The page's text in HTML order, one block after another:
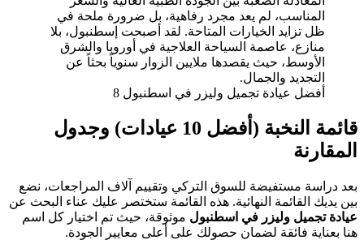
أفضل عيادة تجميل وليزر في اسطنبول 8
قائمة النخبة (أفضل 10 عيادات) وجدول
المقارنة
بعد دراسة مستفيضة للسوق التركي وتقييم آلاف المراجعات، نضع
بين يديك القائمة النهائية. هذه القائمة ستختصر عليك عناء البحث عن
عيادة تجميل وليزر في اسطنبول موثوقة، حيث تم اختيار كل اسم
هنا بعناية فائقة لضمان حصولك على أعلى معايير الجودة.